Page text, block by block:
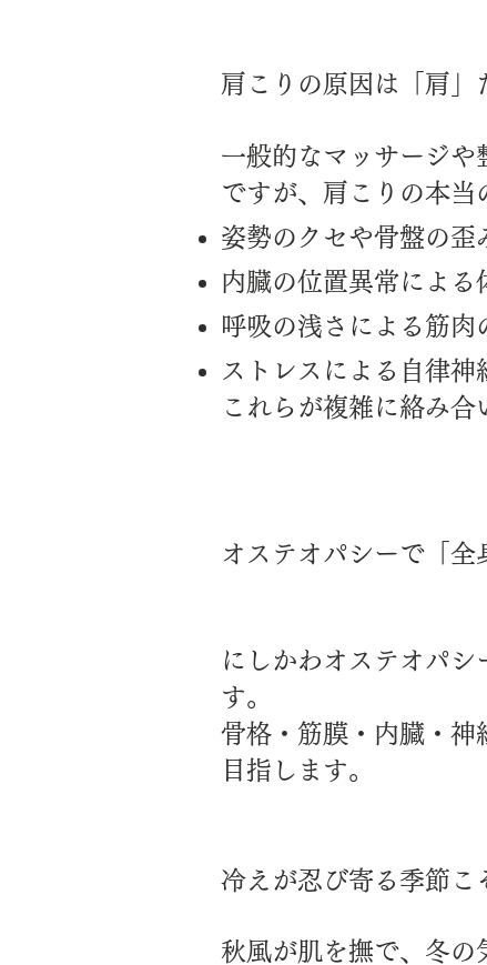
肩こりの原因は「肩」
一般的なマッサージや
ですが、肩こりの本当
姿勢のクセや骨盤の歪
内臓の位置異常による
呼吸の浅さによる筋肉
ストレスによる自律神
これらが複雑に絡み合
オステオパシーで「
にしかわオステオパ
す。
骨格・筋膜・内臓・神
目指します。
冷えが忍び寄る季節こ
秋風が肌を撫で、冬の